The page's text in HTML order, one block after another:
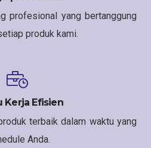
profesional yang bertanggung
produk kami.
Kerja Efisien
terbaik dalam waktu yang
Anda.